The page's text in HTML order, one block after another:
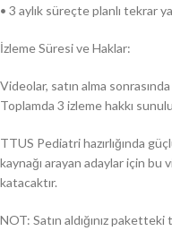
• 3 aylık süreçte planlı tekrar
İzleme Süresi ve Haklar:
Videolar, satın alma
Toplamda 3 izleme hakkı
TTUS Pediatri hazırlığında
kaynağı arayan adaylar için bu
katacaktır.
NOT: Satın aldığınız paketteki